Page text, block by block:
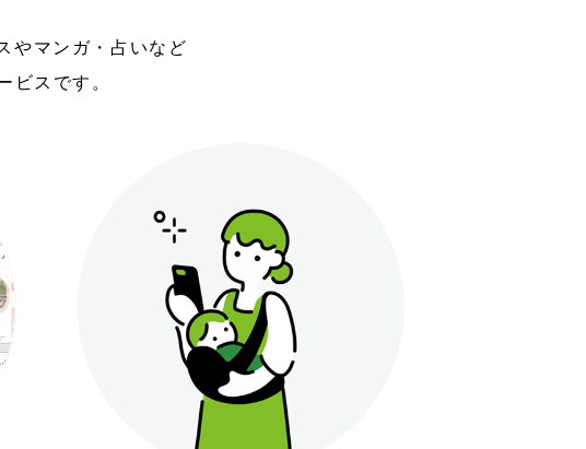
やマンガ・占いなど
スです。